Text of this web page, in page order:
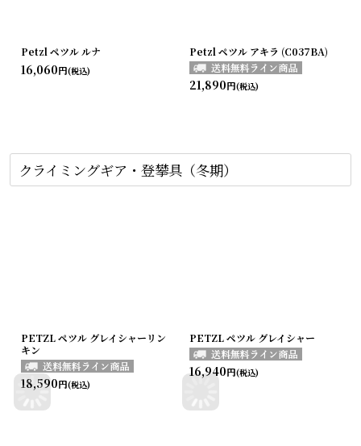
Petzl ペツル ルナ
16,060円(税込)
Petzl ペツル アキラ (C037BA)
21,890円(税込)
クライミングギア・登攀具（冬期）
PETZL ペツル グレイシャーリン
キン
18,590円(税込)
PETZL ペツル グレイシャー
16,940円(税込)